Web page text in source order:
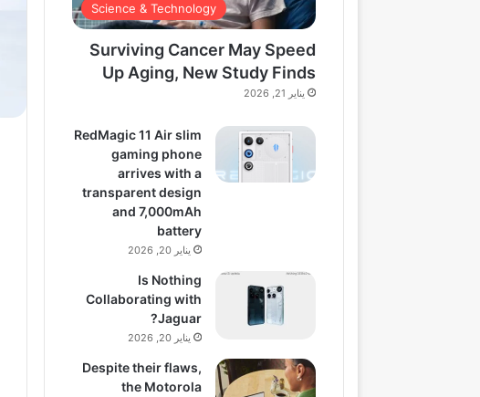
Science & Technology
Surviving Cancer May Speed
Up Aging, New Study Finds
يناير 21, 2026
RedMagic 11 Air slim
gaming phone
arrives with a
transparent design
and 7,000mAh
battery
يناير 20, 2026
Is Nothing
Collaborating with
Jaguar?
يناير 20, 2026
Despite their flaws,
the Motorola